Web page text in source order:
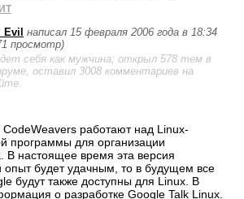
Evil написал 15 февраля 2006 года в 18:34
просмотр)
себя как мужчина; открыл 578 тем в
оставил 3008 комментариев на
работают над Linux-
программы для организации
В настоящее время эта версия
опыт будет удачным, то в будущем все
будут также доступны для Linux. В
о разработке Google Talk Linux.